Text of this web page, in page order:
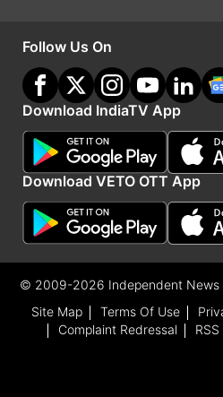
प्रीपेड प्लान आपकी कई सारे
जियो के इस प्लान की सबसे बड़ी
ग्राहकों को डेटा के खर्च पर लंबी
कॉलिंग दोनो ही ऑफर की जा
Follow Us On
Download IndiaTV App
Download VETO OTT App
© 2009-2026 Independent News
Site Map
Terms Of Use
Complaint Redressal
RSS